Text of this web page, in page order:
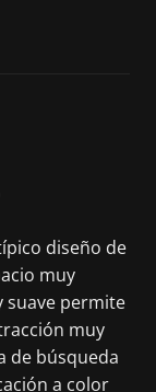
diseño de
muy
suave permite
muy
de búsqueda
a color